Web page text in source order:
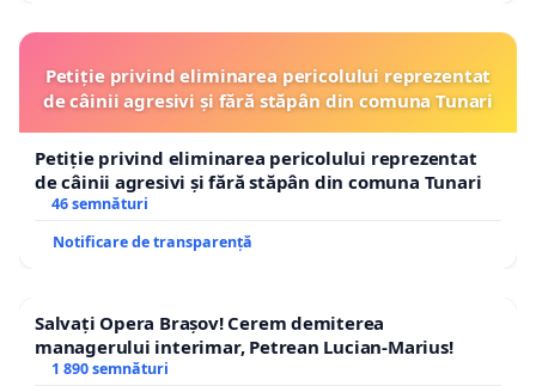
Petiție privind eliminarea pericolului reprezentat
de câinii agresivi și fără stăpân din comuna Tunari
Petiție privind eliminarea pericolului reprezentat
de câinii agresivi și fără stăpân din comuna Tunari
46 semnături
Notificare de transparență
Salvați Opera Brașov! Cerem demiterea
managerului interimar, Petrean Lucian-Marius!
1 890 semnături